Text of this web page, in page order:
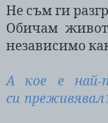
Не съм ги
Обичам
независимо
А кое е най-
си